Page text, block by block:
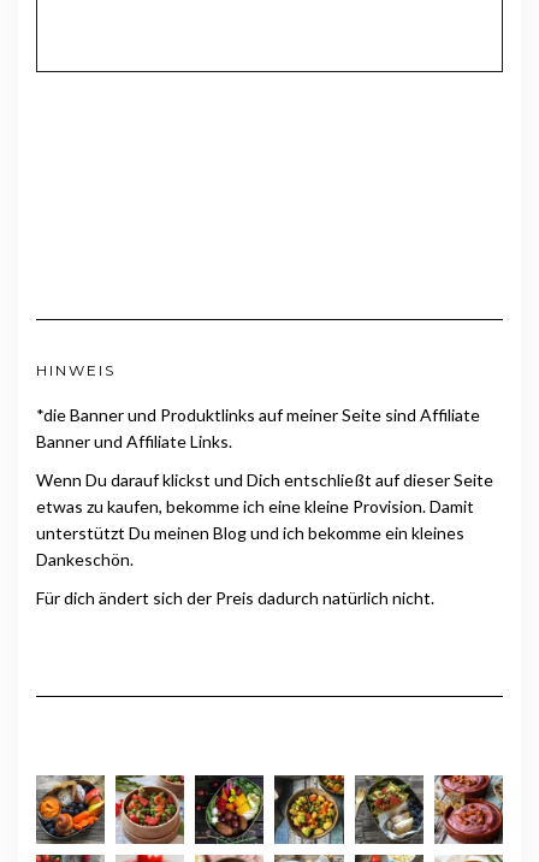
HINWEIS
*die Banner und Produktlinks auf meiner Seite sind Affiliate
Banner und Affiliate Links.
Wenn Du darauf klickst und Dich entschließt auf dieser Seite
etwas zu kaufen, bekomme ich eine kleine Provision. Damit
unterstützt Du meinen Blog und ich bekomme ein kleines
Dankeschön.
Für dich ändert sich der Preis dadurch natürlich nicht.